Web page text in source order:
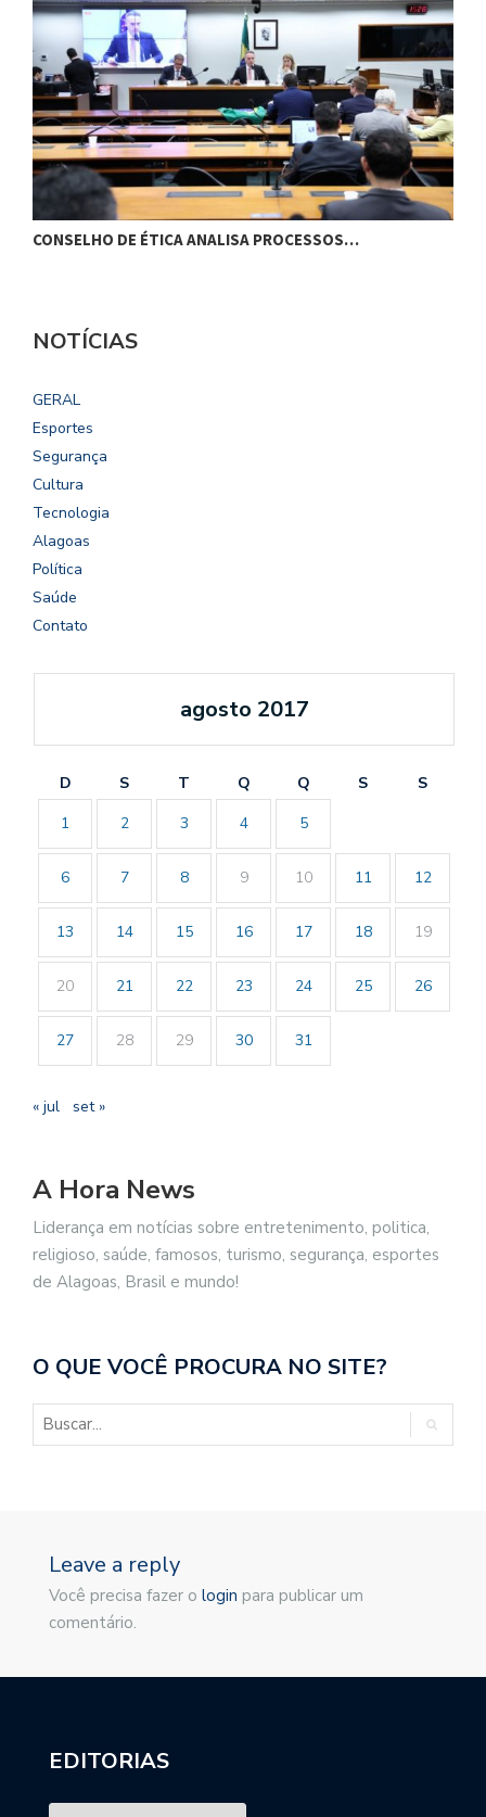
CONSELHO DE ÉTICA ANALISA PROCESSOS…
NOTÍCIAS
GERAL
Esportes
Segurança
Cultura
Tecnologia
Alagoas
Política
Saúde
Contato
agosto 2017
D S T Q Q S
S
1
2 3 4 5
6 7 8 9 10 11 12
13 14 15 16 17 18 19
20 21 22 23 24 25 26
27 28 29 30 31
« jul set »
A Hora News
Liderança em notícias sobre entretenimento, politica,
religioso, saúde, famosos, turismo, segurança, esportes
de Alagoas, Brasil e mundo!
O QUE VOCÊ PROCURA NO SITE?
Leave a reply
Você precisa fazer o login para publicar um
comentário.
EDITORIAS